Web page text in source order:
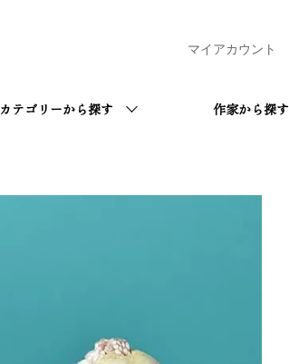
カテゴリーから探す 作家から探す
マイアカウント